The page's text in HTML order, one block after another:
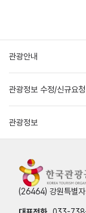
관광안내
관광정보 수정/신규요청
관광정보
(26464) 강원특별